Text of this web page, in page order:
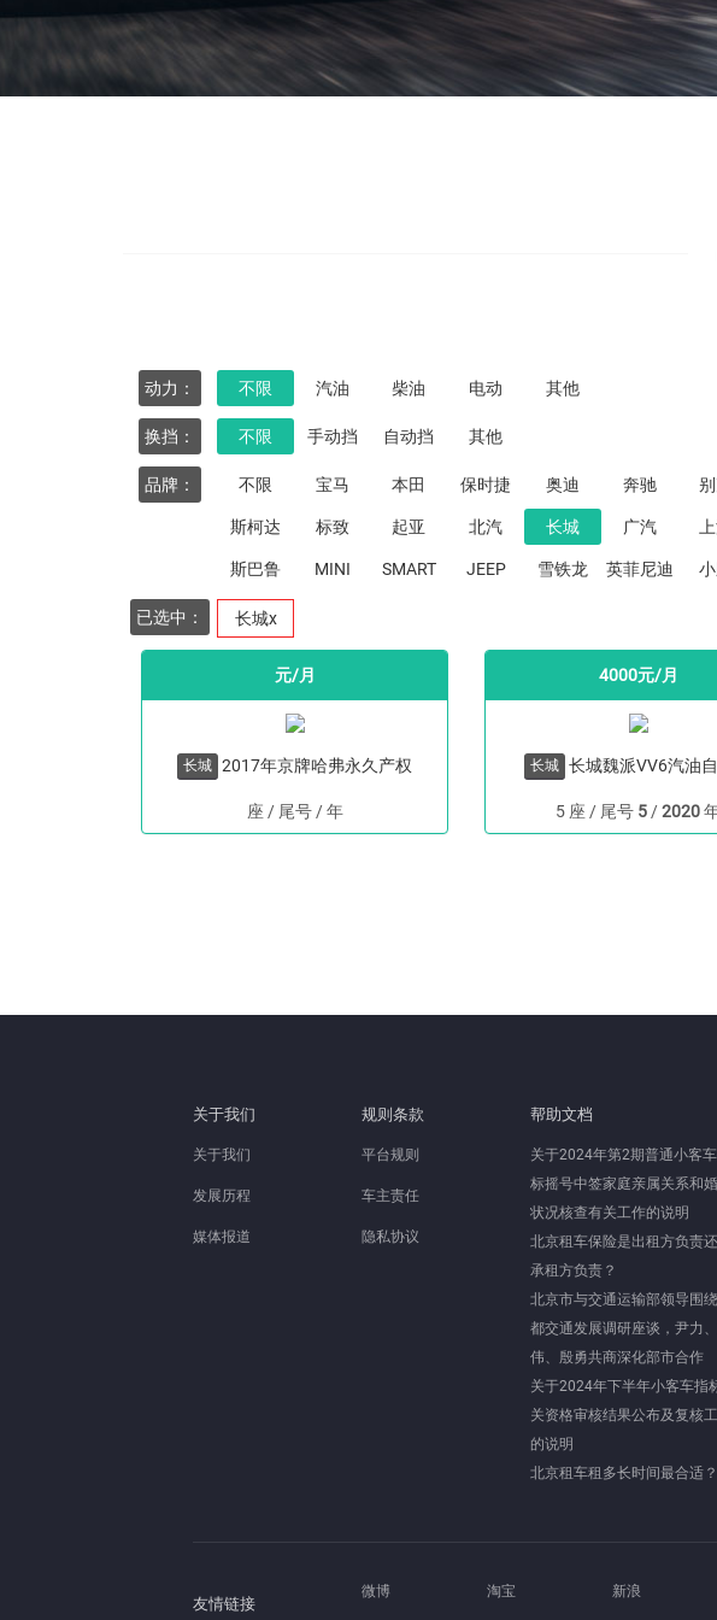
动力： 不限 汽油 柴油 电动 其他
换挡： 不限 手动挡 自动挡 其他
品牌： 不限 宝马 本田 保时捷 奥迪 奔驰
斯柯达 标致 起亚 北汽 长城 广汽
斯巴鲁 MINI SMART JEEP 雪铁龙 英菲尼迪
已选中： 长城x
元/月
长城 2017年京牌哈弗永久产权
座 / 尾号 /年
4000元/月
长城 长城魏派VV6汽油
5 座 / 尾号 5 /2020
关于我们
关于我们
发展历程
媒体报道
规则条款
平台规则
车主责任
隐私协议
帮助文档
关于2024年第2期普通小客
标摇号中签家庭亲属关系和
状况核查有关工作的说明
北京租车保险是出租方负责
承租方负责？
北京市与交通运输部领导围
都交通发展调研座谈，尹力
伟、殷勇共商深化部市合作
关于2024年下半年小客车指
关资格审核结果公布及复核
的说明
北京租车租多长时间最合适？
友情链接
微博 淘宝 新浪